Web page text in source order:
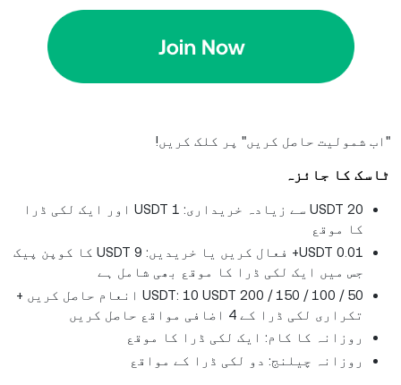
"اب شمولیت حاصل کریں" پر کلک کریں!
ٹاسک کا جائزہ
20 USDT سے زیادہ خریداری: 1 USDT اور ایک لکی ڈرا
کا موقع
0.01 USDT+ فعال کریں یا خریدیں: 9 USDT کا کوپن پیک
جس میں ایک لکی ڈرا کا موقع بھی شامل ہے
50 / 100 / 150 / 200 USDT: 10 USDT انعام حاصل کریں +
تکراری لکی ڈرا کے 4 اضافی مواقع حاصل کریں
روزانہ کا کام: ایک لکی ڈرا کا موقع
روزانہ چیلنج: دو لکی ڈرا کے مواقع